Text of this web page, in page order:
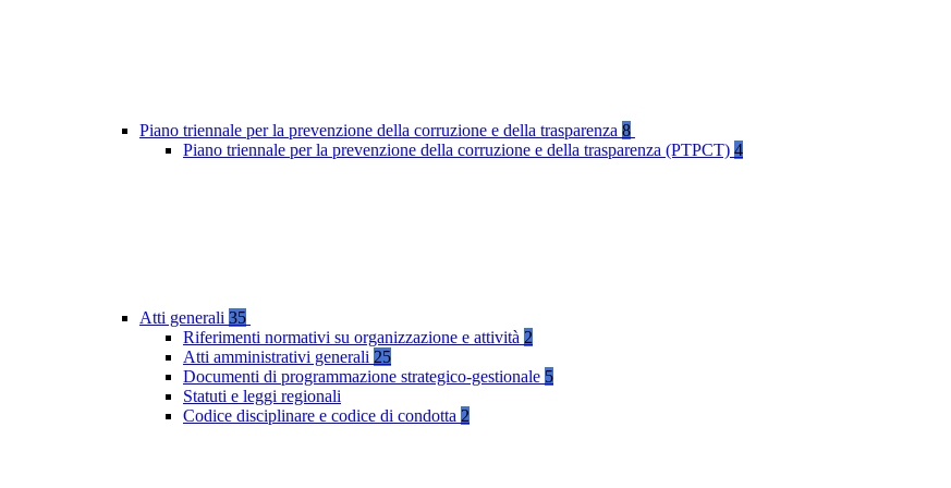
Piano triennale per la prevenzione della corruzione e della trasparenza 8
Piano triennale per la prevenzione della corruzione e della trasparenza (PTPCT) 4
Atti generali 35
Riferimenti normativi su organizzazione e attività 2
Atti amministrativi generali 25
Documenti di programmazione strategico-gestionale 5
Statuti e leggi regionali
Codice disciplinare e codice di condotta 2